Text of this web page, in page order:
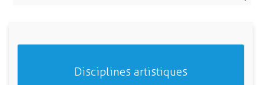
Disciplines artistiques